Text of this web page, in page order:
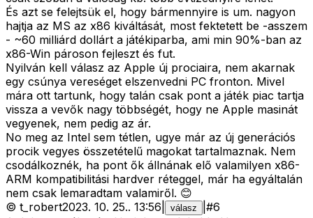
És azt se felejtsük el, hogy bármennyire is um. nagyon
hajtja az MS az x86 kiváltását, most fektetett be -asszem
- ~60 milliárd dollárt a játékiparba, ami min 90%-ban az
x86-Win pároson fejleszt és fut.
Nyilván kell válasz az Apple új prociaira, nem akarnak
egy csúnya vereséget elszenvedni PC fronton. Mivel
mára ott tartunk, hogy talán csak pont a játék piac tartja
vissza a vevők nagy többségét, hogy ne Apple masinát
vegyenek, nem pedig az ár.
No meg az Intel sem tétlen, ugye már az új generációs
procik vegyes összetételű magokat tartalmaznak. Nem
csodálkoznék, ha pont ők állnának elő valamilyen x86-
ARM kompatibilitási hardver réteggel, már ha egyáltalán
nem csak lemaradtam valamiről. 😊
© t_robert2023. 10. 25.. 13:56 válasz #6